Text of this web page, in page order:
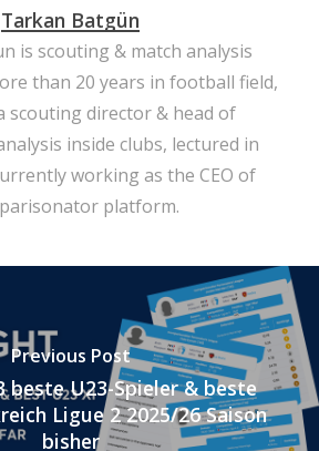
Tarkan Batgün
is scouting & match analysis
than 20 years in football field,
scouting director & head of
inside clubs, lectured in
working as the CEO of
platform.
Previous Post
beste U23-Spieler & beste
Ligue 2 2025/26 Saison
bisher